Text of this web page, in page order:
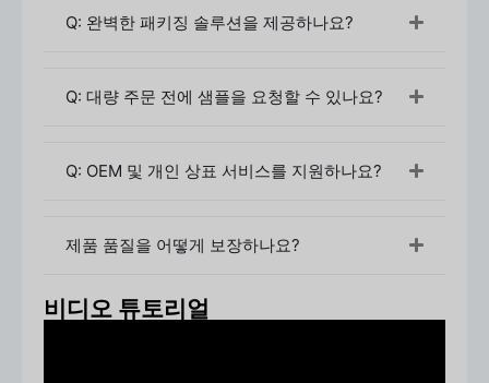
유형(예: 페이스 크림, 헤어 케어 제품), 선호하는
소재(LDPE, HDPE, PCR 플라스틱) 및 특정 디자인
디자인 및 견적
자인 사양, 소재 선택, 인쇄 또는 캡과 같은 추가 기
샘플 제작 및 승인
디자인과 견적이 승인되면, 저희는
기능이 사용자의 기대에 부합하는지 확인합니다.
Q: 완벽한 패키징 솔루션을 제공하나요?
Q: 대량 주문 전에 샘플을 요청할 수 있나요?
Q: OEM 및 개인 상표 서비스를 지원하나요?
제품 품질을 어떻게 보장하나요?
비디오 튜토리얼